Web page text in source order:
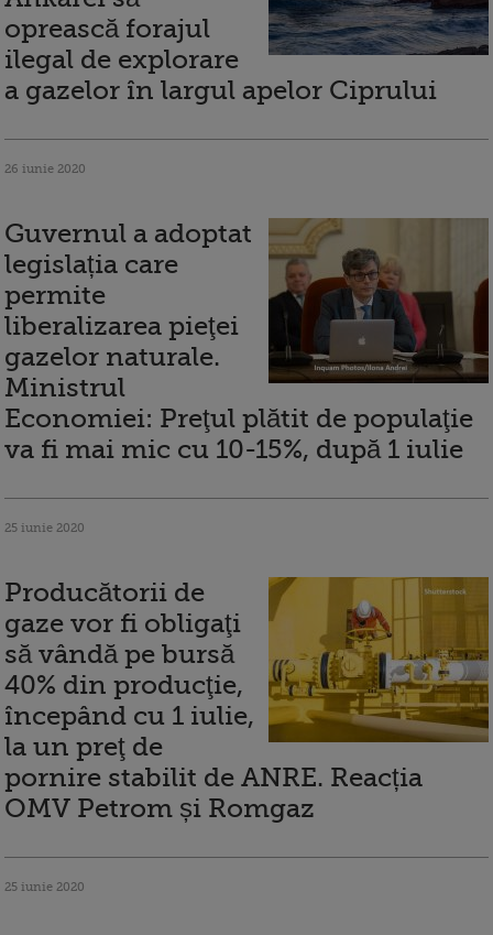
oprească forajul
ilegal de explorare
a gazelor în largul apelor Ciprului
26 iunie 2020
Guvernul a adoptat
legislația care
permite
liberalizarea pieţei
gazelor naturale.
Ministrul
Economiei: Preţul plătit de populaţie
va fi mai mic cu 10-15%, după 1 iulie
25 iunie 2020
Producătorii de
gaze vor fi obligaţi
să vândă pe bursă
40% din producţie,
începând cu 1 iulie,
la un preţ de
pornire stabilit de ANRE. Reacția
OMV Petrom și Romgaz
25 iunie 2020